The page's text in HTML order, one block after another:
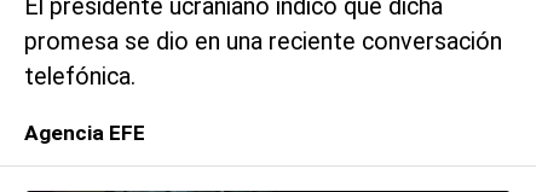
El presidente ucraniano indicó que dicha
promesa se dio en una reciente conversación
telefónica.
Agencia EFE